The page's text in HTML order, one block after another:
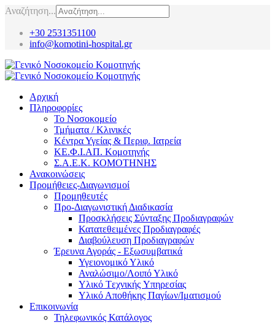
Αναζήτηση...
+30 2531351100
info@komotini-hospital.gr
Αρχική
Πληροφορίες
Το Νοσοκομείο
Τμήματα / Κλινικές
Κέντρα Υγείας & Περιφ. Ιατρεία
ΚΕ.Φ.Ι.ΑΠ. Κομοτηνής
Σ.Α.Ε.Κ. ΚΟΜΟΤΗΝΗΣ
Ανακοινώσεις
Προμήθειες-Διαγωνισμοί
Προμηθευτές
Προ-Διαγωνιστική Διαδικασία
Προσκλήσεις Σύνταξης Προδιαγραφών
Κατατεθειμένες Προδιαγραφές
Διαβούλευση Προδιαγραφών
Έρευνα Αγοράς - Εξωσυμβατικά
Υγειονομικό Υλικό
Αναλώσιμο/Λοιπό Υλικό
Υλικό Tεχνικής Yπηρεσίας
Υλικό Αποθήκης Παγίων/Ιματισμού
Επικοινωνία
Τηλεφωνικός Κατάλογος